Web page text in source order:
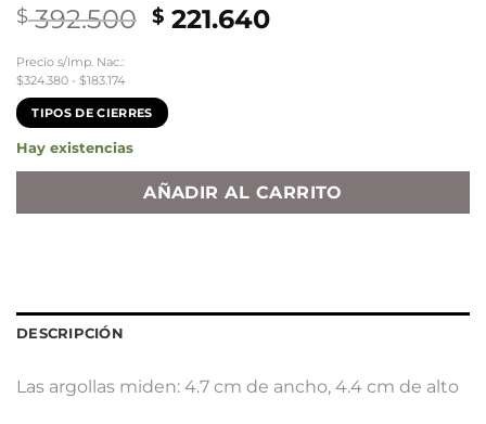
$392.500 El
era:
$ 392.500.
$ 221.640El
Precio s/Imp. Nac.:
$324.380 - $183.174
TIPOS DE CIERRES
Hay existencias
AÑADIR AL CARRITO
DESCRIPCIÓN
Las argollas miden: 4.7 cm de ancho, 4.4 cm de alto